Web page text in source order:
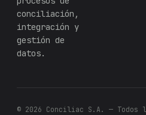
conciliación,
integración y
gestión de
datos.
© 2026 Conciliac S.A. — Todos